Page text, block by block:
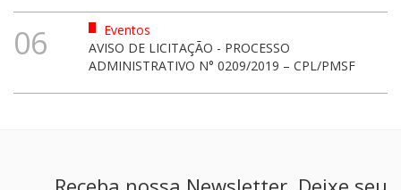
06
Eventos
AVISO DE LICITAÇÃO - PROCESSO
ADMINISTRATIVO N° 0209/2019 – CPL/PMSF